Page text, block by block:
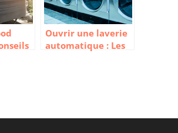
Ouvrir une laverie
automatique : Les